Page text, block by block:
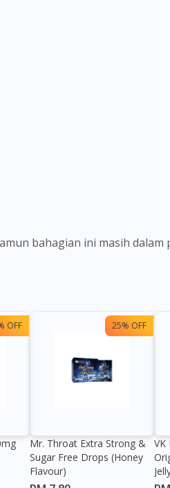
bahagian ini masih dalam
OFF 25% OFF
Mr. Throat Extra Strong &
Sugar Free Drops (Honey
Flavour)
VK